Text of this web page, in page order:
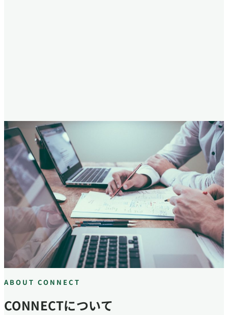
ABOUT CONNECT
CONNECTについて